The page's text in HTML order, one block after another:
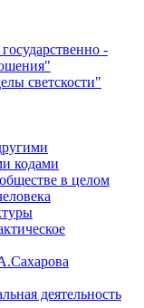
-
светскости"
кодами
в целом
деятельность